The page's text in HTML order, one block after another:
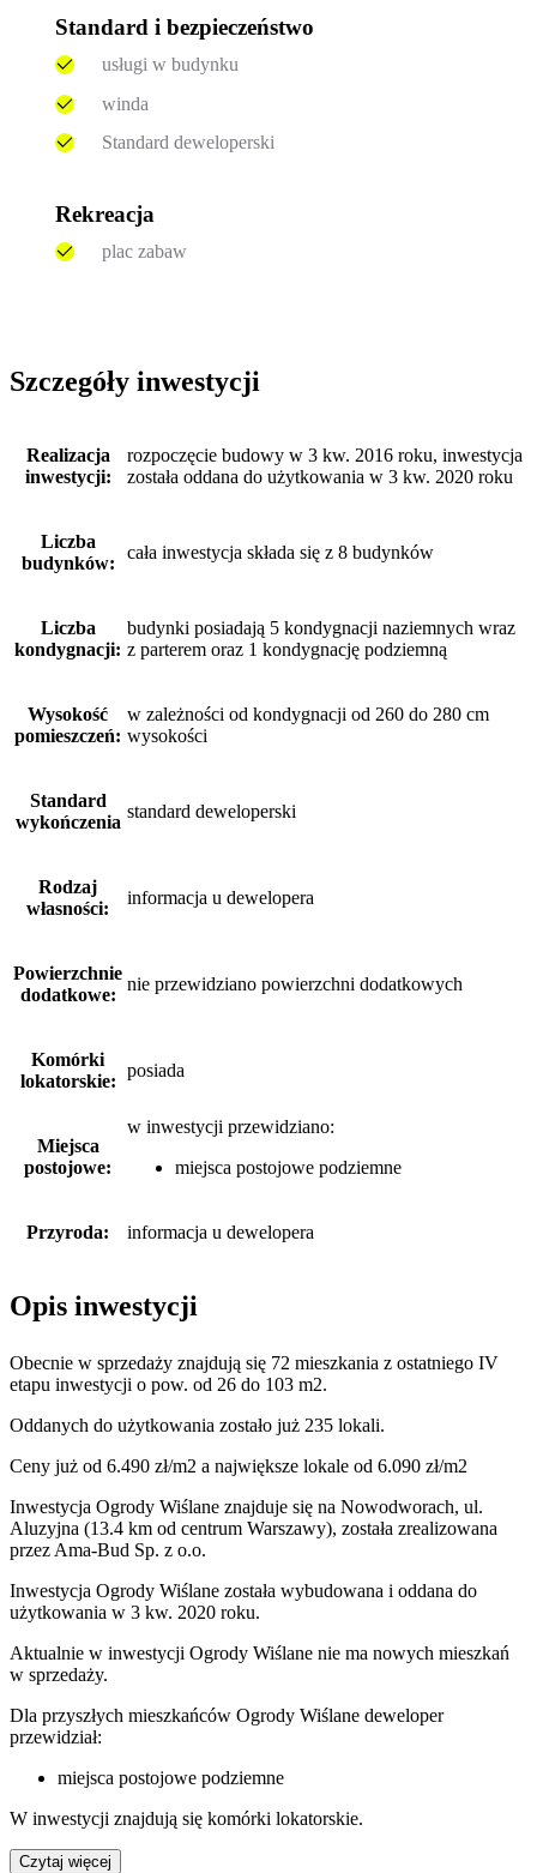
Standard i bezpieczeństwo
usługi w budynku
winda
Standard deweloperski
Rekreacja
plac zabaw
Szczegóły inwestycji
Realizacja
inwestycji:
rozpoczęcie budowy w 3 kw. 2016 roku, inwestycja
została oddana do użytkowania w 3 kw. 2020 roku
Liczba
budynków:
cała inwestycja składa się z 8 budynków
Liczba
kondygnacji:
budynki posiadają 5 kondygnacji naziemnych wraz
z parterem oraz 1 kondygnację podziemną
Wysokość
pomieszczeń:
w zależności od kondygnacji od 260 do 280 cm
wysokości
Standard
wykończenia
standard deweloperski
Rodzaj
własności:
informacja u dewelopera
Powierzchnie
dodatkowe:
nie przewidziano powierzchni dodatkowych
Komórki
lokatorskie:
posiada
Miejsca
postojowe:
w inwestycji przewidziano:
miejsca postojowe podziemne
Przyroda: informacja u dewelopera
Opis inwestycji
Obecnie w sprzedaży znajdują się 72 mieszkania z ostatniego IV
etapu inwestycji o pow. od 26 do 103 m2.
Oddanych do użytkowania zostało już 235 lokali.
Ceny już od 6.490 zł/m2 a największe lokale od 6.090 zł/m2
Inwestycja Ogrody Wiślane znajduje się na Nowodworach, ul.
Aluzyjna (13.4 km od centrum Warszawy), została zrealizowana
przez Ama-Bud Sp. z o.o.
Inwestycja Ogrody Wiślane została wybudowana i oddana do
użytkowania w 3 kw. 2020 roku.
Aktualnie w inwestycji Ogrody Wiślane nie ma nowych mieszkań
w sprzedaży.
Dla przyszłych mieszkańców Ogrody Wiślane deweloper
przewidział:
miejsca postojowe podziemne
W inwestycji znajdują się komórki lokatorskie.
Czytaj więcej